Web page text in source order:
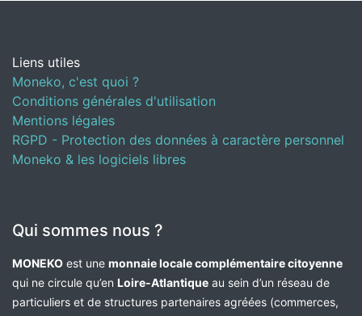
Liens utiles
Moneko, c'est quoi ?
Conditions générales d'utilisation
Mentions légales
RGPD - Protection des données à caractère personnel
Moneko & les logiciels libres
Qui sommes nous ?
MONEKO est une monnaie locale complémentaire citoyenne
qui ne circule qu’en Loire-Atlantique au sein d’un réseau de
particuliers et de structures partenaires agréées (commerces,